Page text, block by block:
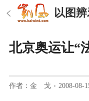
以图
北京奥运让“
作者：金 戈 · 2008-08-